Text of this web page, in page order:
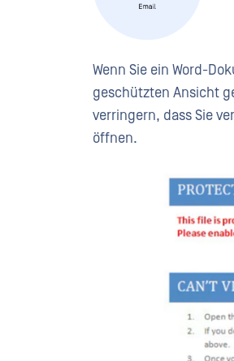
Wenn Sie ein Word-
geschützten Ansicht
verringern, dass Sie
öffnen.